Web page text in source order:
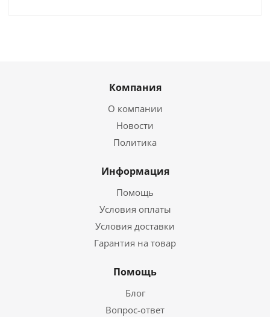
Компания
О компании
Новости
Политика
Информация
Помощь
Условия оплаты
Условия доставки
Гарантия на товар
Помощь
Блог
Вопрос-ответ